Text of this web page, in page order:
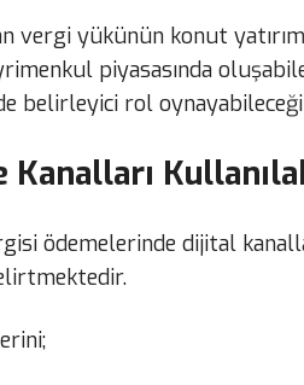
vergi yükünün konut
piyasasında
belirleyici rol
Kanalları
ödemelerinde dijital